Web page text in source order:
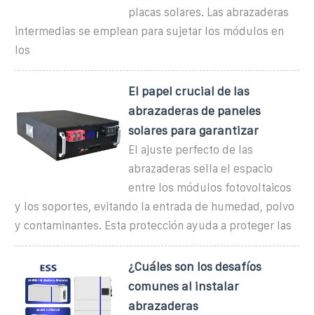
placas solares. Las abrazaderas
intermedias se emplean para sujetar los módulos en
los
El papel crucial de las
abrazaderas de paneles
solares para garantizar
El ajuste perfecto de las
abrazaderas sella el espacio
entre los módulos fotovoltaicos
y los soportes, evitando la entrada de humedad, polvo
y contaminantes. Esta protección ayuda a proteger las
¿Cuáles son los desafíos
comunes al instalar
abrazaderas